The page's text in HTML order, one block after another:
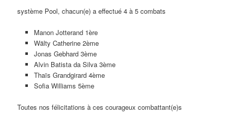
système Pool, chacun(e) a effectué 4 à 5 combats
Manon Jotterand 1ère
Wälty Catherine 2ème
Jonas Gebhard 3ème
Alvin Batista da Silva 3ème
Thaïs Grandgirard 4ème
Sofia Williams 5ème
Toutes nos félicitations à ces courageux combattant(e)s